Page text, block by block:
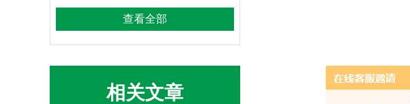
查看全部
相关文章